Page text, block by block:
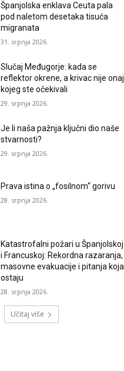
Španjolska enklava Ceuta pala
pod naletom desetaka tisuća
migranata
31. srpnja 2026.
Slučaj Međugorje: kada se
reflektor okrene, a krivac nije onaj
kojeg ste očekivali
29. srpnja 2026.
Je li naša pažnja ključni dio naše
stvarnosti?
29. srpnja 2026.
Prava istina o „fosilnom“ gorivu
28. srpnja 2026.
Katastrofalni požari u Španjolskoj
i Francuskoj: Rekordna razaranja,
masovne evakuacije i pitanja koja
ostaju
28. srpnja 2026.
Učitaj više